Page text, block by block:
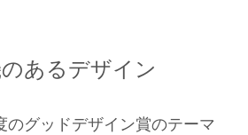
あるデザイン
グッドデザイン賞のテーマ